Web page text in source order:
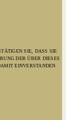
SIE, DASS SIE
DER ÜBER DIESES
EINVERSTANDEN